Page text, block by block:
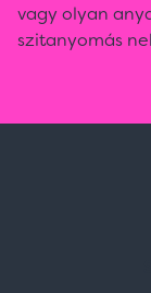
vagy olyan
szitanyomás